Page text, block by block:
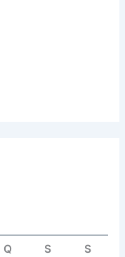
Q S S